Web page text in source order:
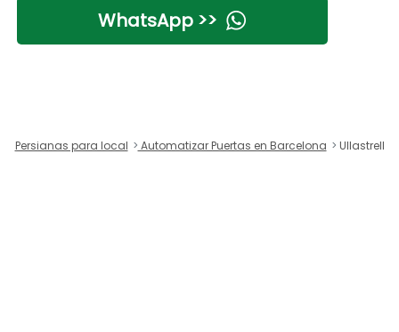
WhatsApp >>
Persianas para local Automatizar Puertas en Barcelona Ullastrell